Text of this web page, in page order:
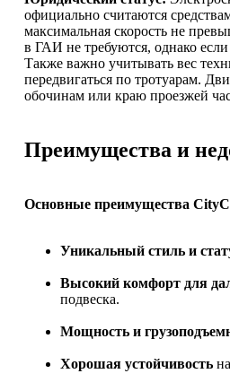
официально считаются
максимальная скорость не
в ГАИ не требуются, однако
Также важно учитывать вес
передвигаться по тротуарам.
обочинам или краю проезжей
Преимущества и
Основные преимущества
Уникальный стиль и
Высокий комфорт для
подвеска.
Мощность и
Хорошая устойчивость